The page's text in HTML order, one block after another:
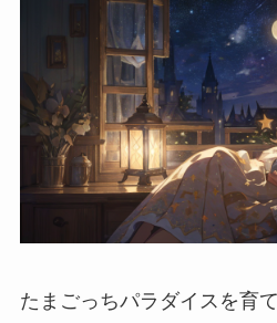
たまごっちパラダイスを育